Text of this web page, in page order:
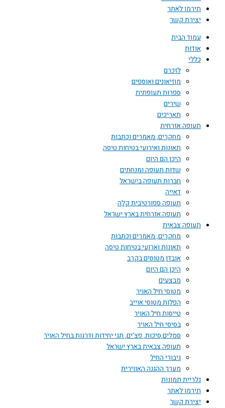
תירמו לאתר
יצירת קשר
עמוד הבית
אודות
כללי
לזכרם
מוזיאונים ואוספים
ספרות תעופתית
שירים
תאריכים
תעופה אזרחית
מחקרים, מאמרים וכתבות
תאונות ואירועי בטיחות טיסה
היכן הם היום
שדות תעופה ומנחתים
חברות תעופה בישראל
דאייה
תעופה ספורטיבית קלה
תעופה אזרחית בארץ ישראל
תעופה צבאית
מחקרים, מאמרים וכתבות
תאונות וארועי בטיחות טיסה
אובדן מטוסים בקרב
היכן הם היום
מבצעים
מטוסי חיל האויר
הפלות מטוסי אוייב
טייסות חיל האויר
בסיסי חיל האויר
סמלים,סיכות, פצ'ים, תגי יחידות ודרגות בחיל האויר
תעופה צבאית בארץ ישראל
גיבורי החיל
מערך ההגנה האווירית
גלריית תמונות
תירמו לאתר
יצירת קשר